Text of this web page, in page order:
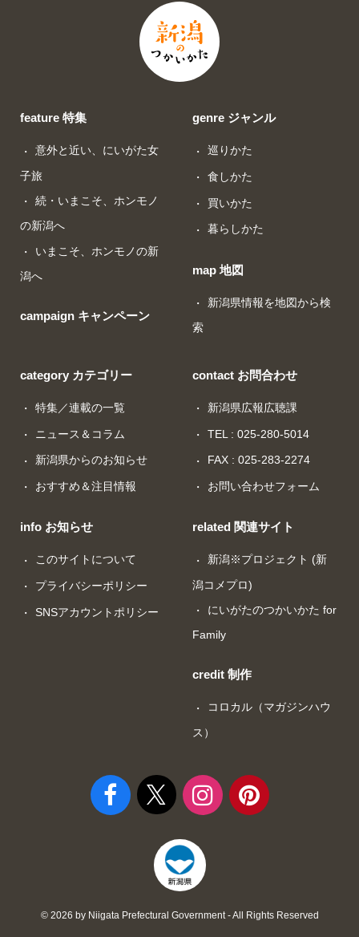
feature 特集
意外と近い、にいがた女
子旅
続・いまこそ、ホンモノ
の新潟へ
いまこそ、ホンモノの新
潟へ
campaign キャンペーン
genre ジャンル
巡りかた
食しかた
買いかた
暮らしかた
map 地図
新潟県情報を地図から検
索
category カテゴリー
特集／連載の一覧
ニュース＆コラム
新潟県からのお知らせ
おすすめ＆注目情報
info お知らせ
このサイトについて
プライバシーポリシー
SNSアカウントポリシー
contact お問合わせ
新潟県広報広聴課
TEL : 025-280-5014
FAX : 025-283-2274
お問い合わせフォーム
related 関連サイト
新潟※プロジェクト (新
潟コメプロ)
にいがたのつかいかた for
Family
credit 制作
コロカル（マガジンハウ
ス）
© 2026 by Niigata Prefectural Government - All Rights Reserved